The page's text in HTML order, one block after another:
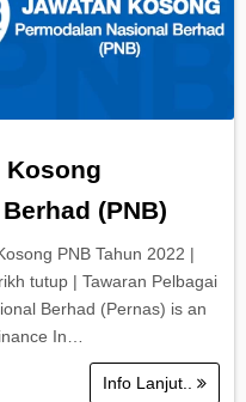
Kosong
(PNB)
PNB Tahun 2022 |
tutup | Tawaran Pelbagai
Berhad (Pernas) is an
In…
Info Lanjut..